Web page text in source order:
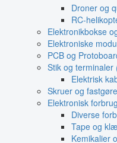
Droner og
RC-
Elektronikbokse
Elektroniske
PCB og
Stik og terminaler
Elektrisk
Skruer og
Elektronisk
Diverse
Tape og
Kemikalier